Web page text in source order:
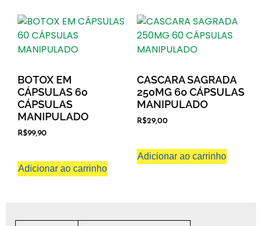
BOTOX EM
CÁPSULAS 60
CÁPSULAS
MANIPULADO
R$99,90
Adicionar ao carrinho
CASCARA SAGRADA
250MG 60 CÁPSULAS
MANIPULADO
R$29,00
Adicionar ao carrinho